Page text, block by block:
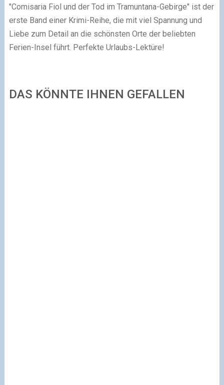
"Comisaria Fiol und der Tod im Tramuntana-Gebirge" ist der
erste Band einer Krimi-Reihe, die mit viel Spannung und
Liebe zum Detail an die schönsten Orte der beliebten
Ferien-Insel führt. Perfekte Urlaubs-Lektüre!
DAS KÖNNTE IHNEN GEFALLEN